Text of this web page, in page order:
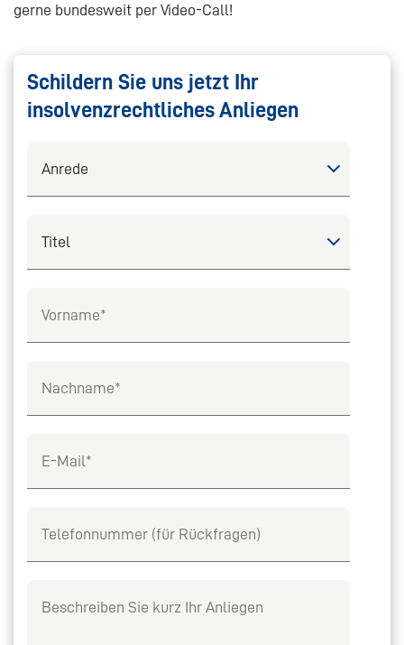
gerne bundesweit per Video-Call!
Schildern Sie uns jetzt Ihr
insolvenzrechtliches Anliegen